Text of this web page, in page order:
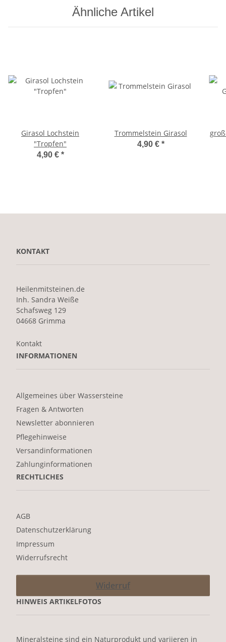
Ähnliche Artikel
Girasol Lochstein
"Tropfen"
4,90 € *
Trommelstein Girasol
4,90 € *
KONTAKT
Heilenmitsteinen.de
Inh. Sandra Weiße
Schafsweg 129
04668 Grimma
Kontakt
INFORMATIONEN
Allgemeines über Wassersteine
Fragen & Antworten
Newsletter abonnieren
Pflegehinweise
Versandinformationen
Zahlunginformationen
RECHTLICHES
AGB
Datenschutzerklärung
Impressum
Widerrufsrecht
Widerruf
HINWEIS ARTIKELFOTOS
Mineralsteine sind ein Naturprodukt und variieren in